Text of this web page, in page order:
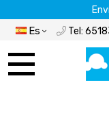
Es Tel: